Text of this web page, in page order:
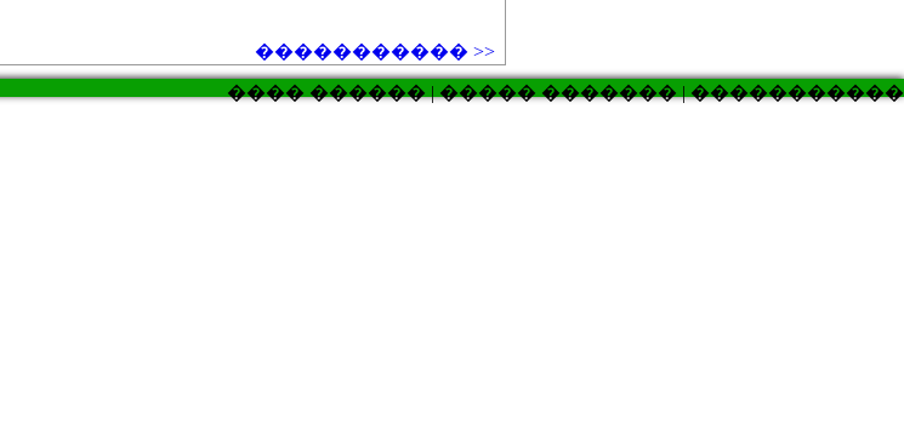
����������� >>
���� ������ | ����� ������� | �����������